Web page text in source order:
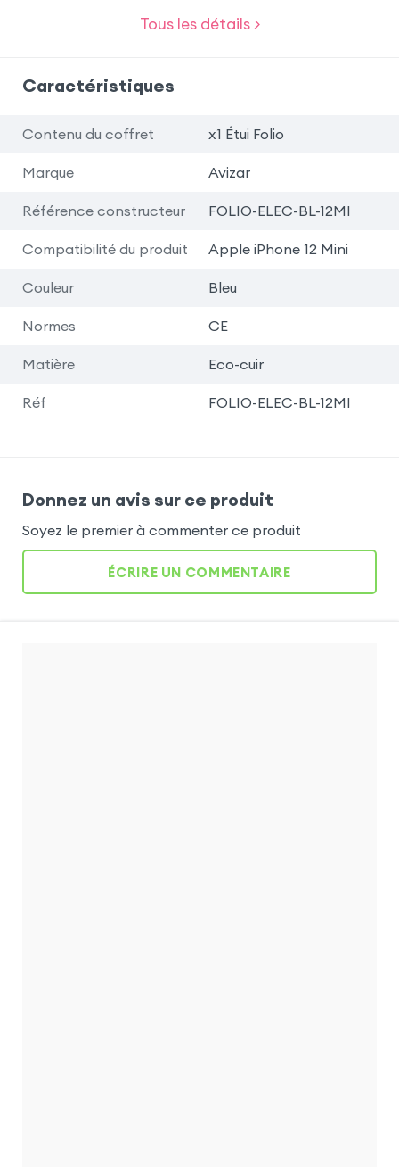
Tous les détails >
Caractéristiques
Contenu du coffret x1 Étui Folio
Marque Avizar
Référence constructeur FOLIO-ELEC-BL-12MI
Compatibilité du produit Apple iPhone 12 Mini
Couleur Bleu
Normes CE
Matière Eco-cuir
Réf FOLIO-ELEC-BL-12MI
Donnez un avis sur ce produit
Soyez le premier à commenter ce produit
ÉCRIRE UN COMMENTAIRE